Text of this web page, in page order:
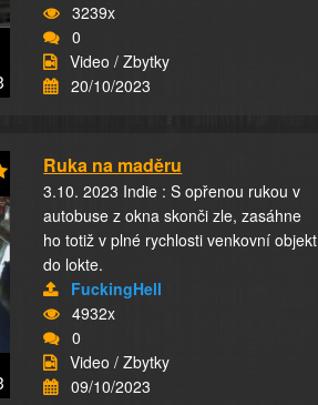
3239x
0
Video / Zbytky
20/10/2023
Ruka na maděru
3.10. 2023 Indie : S opřenou rukou v
autobuse z okna skonči zle, zasáhne
ho totiž v plné rychlosti venkovní objekt
do lokte.
FuckingHell
4932x
0
Video / Zbytky
09/10/2023